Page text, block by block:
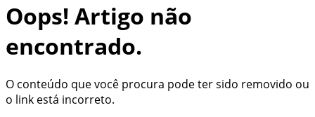
Oops! Artigo não
encontrado.
O conteúdo que você procura pode ter sido removido ou
o link está incorreto.